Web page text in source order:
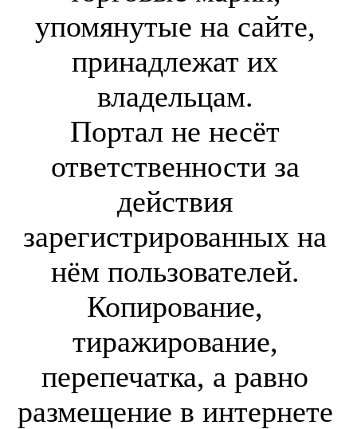
упомянутые на сайте,
принадлежат их
владельцам.
Портал не несёт
ответственности за
действия
зарегистрированных на
нём пользователей.
Копирование,
тиражирование,
перепечатка, а равно
размещение в интернете